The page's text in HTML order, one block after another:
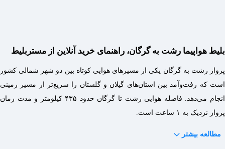
بلیط هواپیما رشت به گرگان، راهنمای خرید آنلاین از مستربلیط
پرواز رشت به گرگان یکی از مسیرهای هوایی کوتاه بین دو شهر شمالی کشور
است که رفت‌وآمد بین استان‌های گیلان و گلستان را سریع‌تر از مسیر زمینی
انجام می‌دهد. فاصله هوایی رشت تا گرگان حدود ۴۳۵ کیلومتر و مدت زمان
پرواز نزدیک به ۱ ساعت است.
مطالعه بیشتر